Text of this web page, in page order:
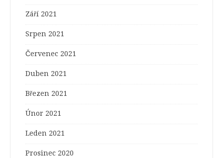
Září 2021
Srpen 2021
Červenec 2021
Duben 2021
Březen 2021
Únor 2021
Leden 2021
Prosinec 2020